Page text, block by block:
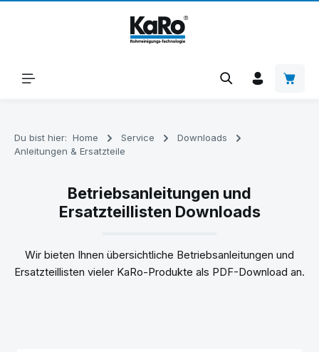
Zum Hauptinhalt springen
Du bist hier: Home Service
Downloads
Anleitungen & Ersatzteile
Betriebsanleitungen und
Ersatzteillisten Downloads
Wir bieten Ihnen übersichtliche Betriebsanleitungen und
Ersatzteillisten vieler KaRo-Produkte als PDF-Download an.